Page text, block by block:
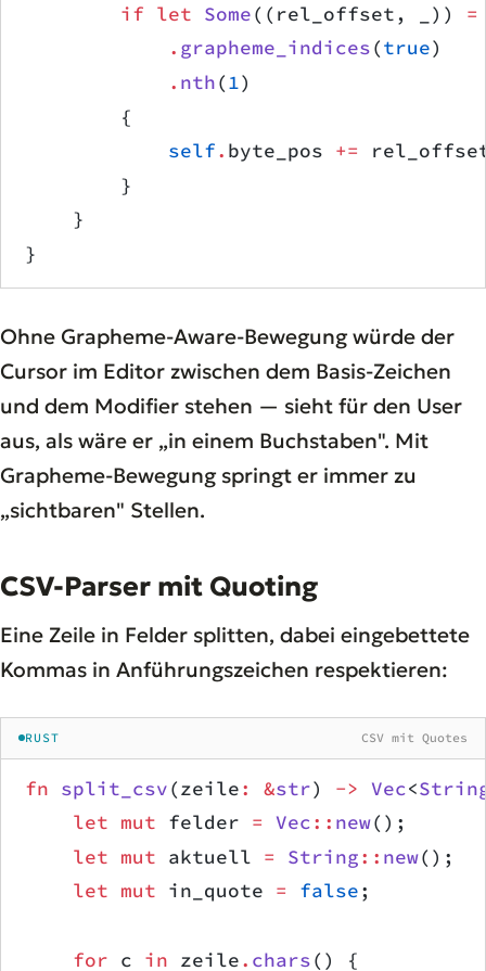
        if
let Some((rel_offset, _)) =
            .
grapheme_indices(true)
            .
nth(1)
        {
            self
. byte_pos +=
        }
    }
}
Ohne Grapheme-Aware-Bewegung würde der
Cursor im Editor zwischen dem Basis-Zeichen
und dem Modifier stehen — sieht für den User
aus, als wäre er „in einem Buchstaben". Mit
Grapheme-Bewegung springt er immer zu
„sichtbaren" Stellen.
CSV-Parser mit Quoting
Eine Zeile in Felder splitten, dabei eingebettete
Kommas in Anführungszeichen respektieren:
RUST CSV mit Quotes
fn split_csv(zeile: &str) -> Vec<
    let
mut felder = Vec:: new();
    let
mut aktuell = String:: new();
    let
mut in_quote = false;
    for
c in zeile. chars() {